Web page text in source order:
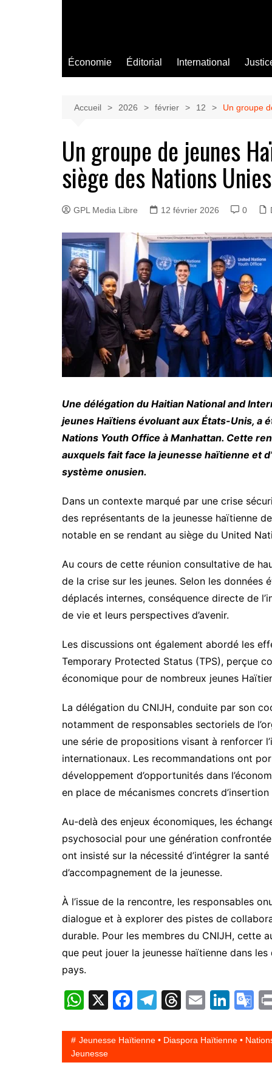
Économie Éditorial International
Accueil 2026 février 12 Un groupe
Un groupe de jeunes
siège des Nations
GPL Media Libre 12 février 2026 0
Une délégation du Haitian National and
jeunes Haïtiens évoluant aux États-Unis, a
Nations Youth Office à Manhattan. Cette
auxquels fait face la jeunesse haïtienne et
système onusien.
Dans un contexte marqué par une crise
des représentants de la jeunesse haïtienne
notable en se rendant au siège du United
Au cours de cette réunion consultative de
de la crise sur les jeunes. Selon les données
déplacés internes, conséquence directe de
de vie et leurs perspectives d’avenir.
Les discussions ont également abordé les
Temporary Protected Status (TPS), perçue
économique pour de nombreux jeunes
La délégation du CNIJH, conduite par son
notamment de responsables sectoriels de
une série de propositions visant à renforcer
internationaux. Les recommandations ont
développement d’opportunités dans
en place de mécanismes concrets
Au-delà des enjeux économiques, les
psychosocial pour une génération
ont insisté sur la nécessité d’intégrer la
d’accompagnement de la jeunesse.
À l’issue de la rencontre, les responsables
dialogue et à explorer des pistes de
durable. Pour les membres du CNIJH, cette
que peut jouer la jeunesse haïtienne dans
pays.
W
at
s
X
F
c
e
T
e
gr
T
e
a
E
ai
l
Li
k
e
G
o
gl
Jeunesse Haïtienne • Diaspora Haïtienne •
Jeunesse